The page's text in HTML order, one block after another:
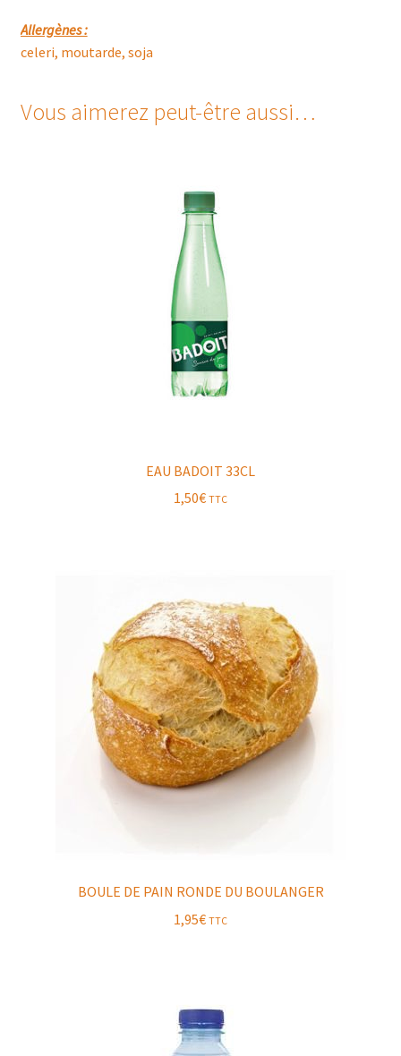
Allergènes :
celeri, moutarde, soja
Vous aimerez peut-être aussi…
EAU BADOIT 33CL
1,50€ TTC
BOULE DE PAIN RONDE DU BOULANGER
1,95€ TTC